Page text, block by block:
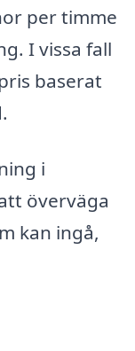
per timme
I vissa fall
baserat
i
överväga
kan ingå,